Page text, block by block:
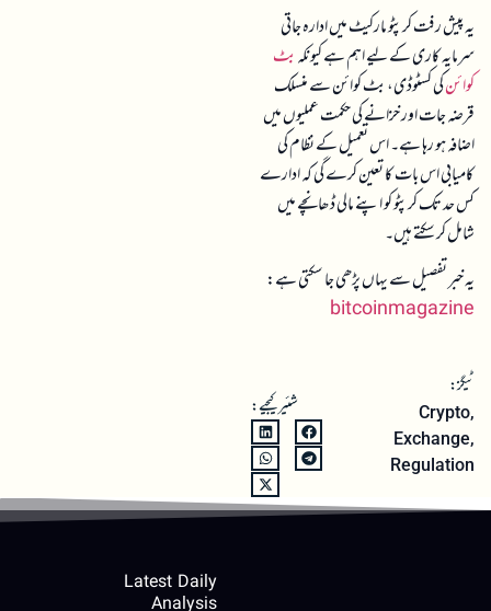
یہ پیش رفت کرپٹو مارکیٹ میں ادارہ جاتی
سرمایہ کاری کے لیے اہم ہے کیونکہبٹ
کوائنکی کسٹوڈی، بٹ کوائن سے منسلک
قرضہ جات اور خزانے کی حکمت عملیوں میں
اضافہ ہو رہا ہے۔ اس تعمیل کے نظام کی
کامیابی اس بات کا تعین کرے گی کہ ادارے
کس حد تک کرپٹو کو اپنے مالی ڈھانچے میں
شامل کر سکتے ہیں۔
یہ خبر تفصیل سے یہاں پڑھی جا سکتی ہے:
bitcoinmagazine
ٹیگز:
Crypto,
Exchange,
Regulation
شئیر کیجیے:
Latest Daily
Analysis